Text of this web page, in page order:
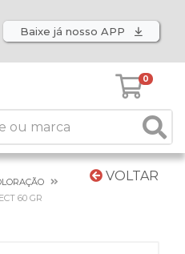
Baixe já nosso APP
0
VOLTAR
60 GR